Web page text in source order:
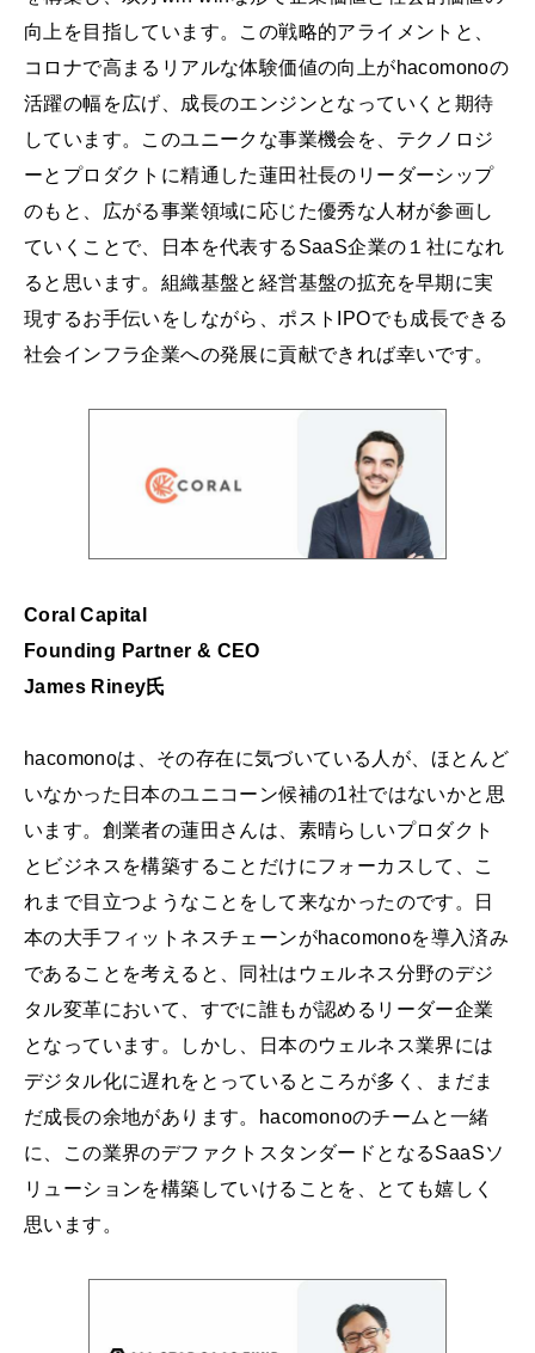
向上を目指しています。この戦略的アライメントと、
コロナで高まるリアルな体験価値の向上がhacomonoの
活躍の幅を広げ、成長のエンジンとなっていくと期待
しています。このユニークな事業機会を、テクノロジ
ーとプロダクトに精通した蓮田社長のリーダーシップ
のもと、広がる事業領域に応じた優秀な人材が参画し
ていくことで、日本を代表するSaaS企業の１社になれ
ると思います。組織基盤と経営基盤の拡充を早期に実
現するお手伝いをしながら、ポストIPOでも成長できる
社会インフラ企業への発展に貢献できれば幸いです。
Coral Capital
Founding Partner & CEO
James Riney氏
hacomonoは、その存在に気づいている人が、ほとんど
いなかった日本のユニコーン候補の1社ではないかと思
います。創業者の蓮田さんは、素晴らしいプロダクト
とビジネスを構築することだけにフォーカスして、こ
れまで目立つようなことをして来なかったのです。日
本の大手フィットネスチェーンがhacomonoを導入済み
であることを考えると、同社はウェルネス分野のデジ
タル変革において、すでに誰もが認めるリーダー企業
となっています。しかし、日本のウェルネス業界には
デジタル化に遅れをとっているところが多く、まだま
だ成長の余地があります。hacomonoのチームと一緒
に、この業界のデファクトスタンダードとなるSaaSソ
リューションを構築していけることを、とても嬉しく
思います。